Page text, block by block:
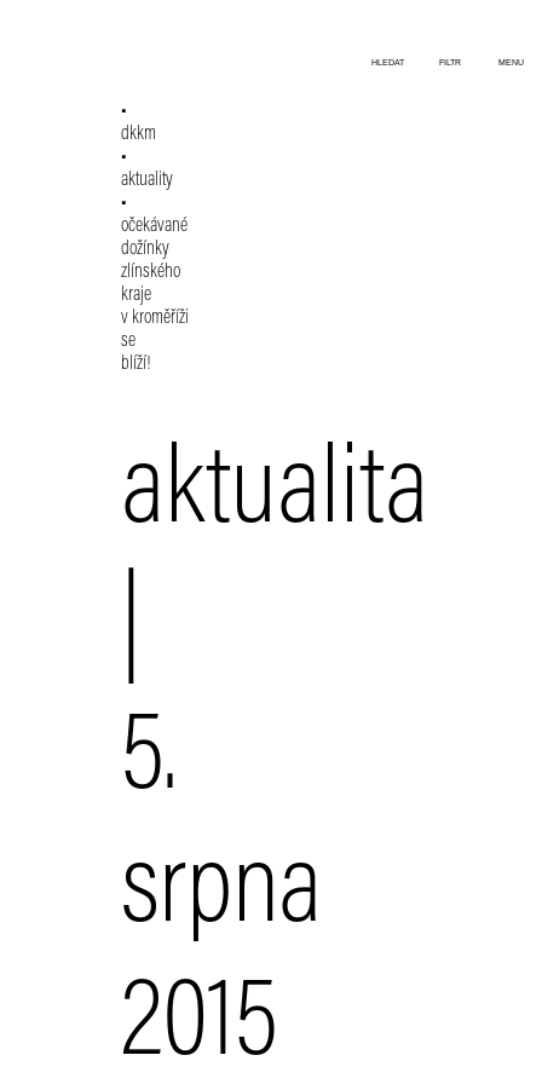
dkkm
aktuality
očekávané
dožínky
zlínského
kraje
v kroměříži
se
blíží!
aktualita
5.
srpna
2015
HLEDAT FILTR MENU